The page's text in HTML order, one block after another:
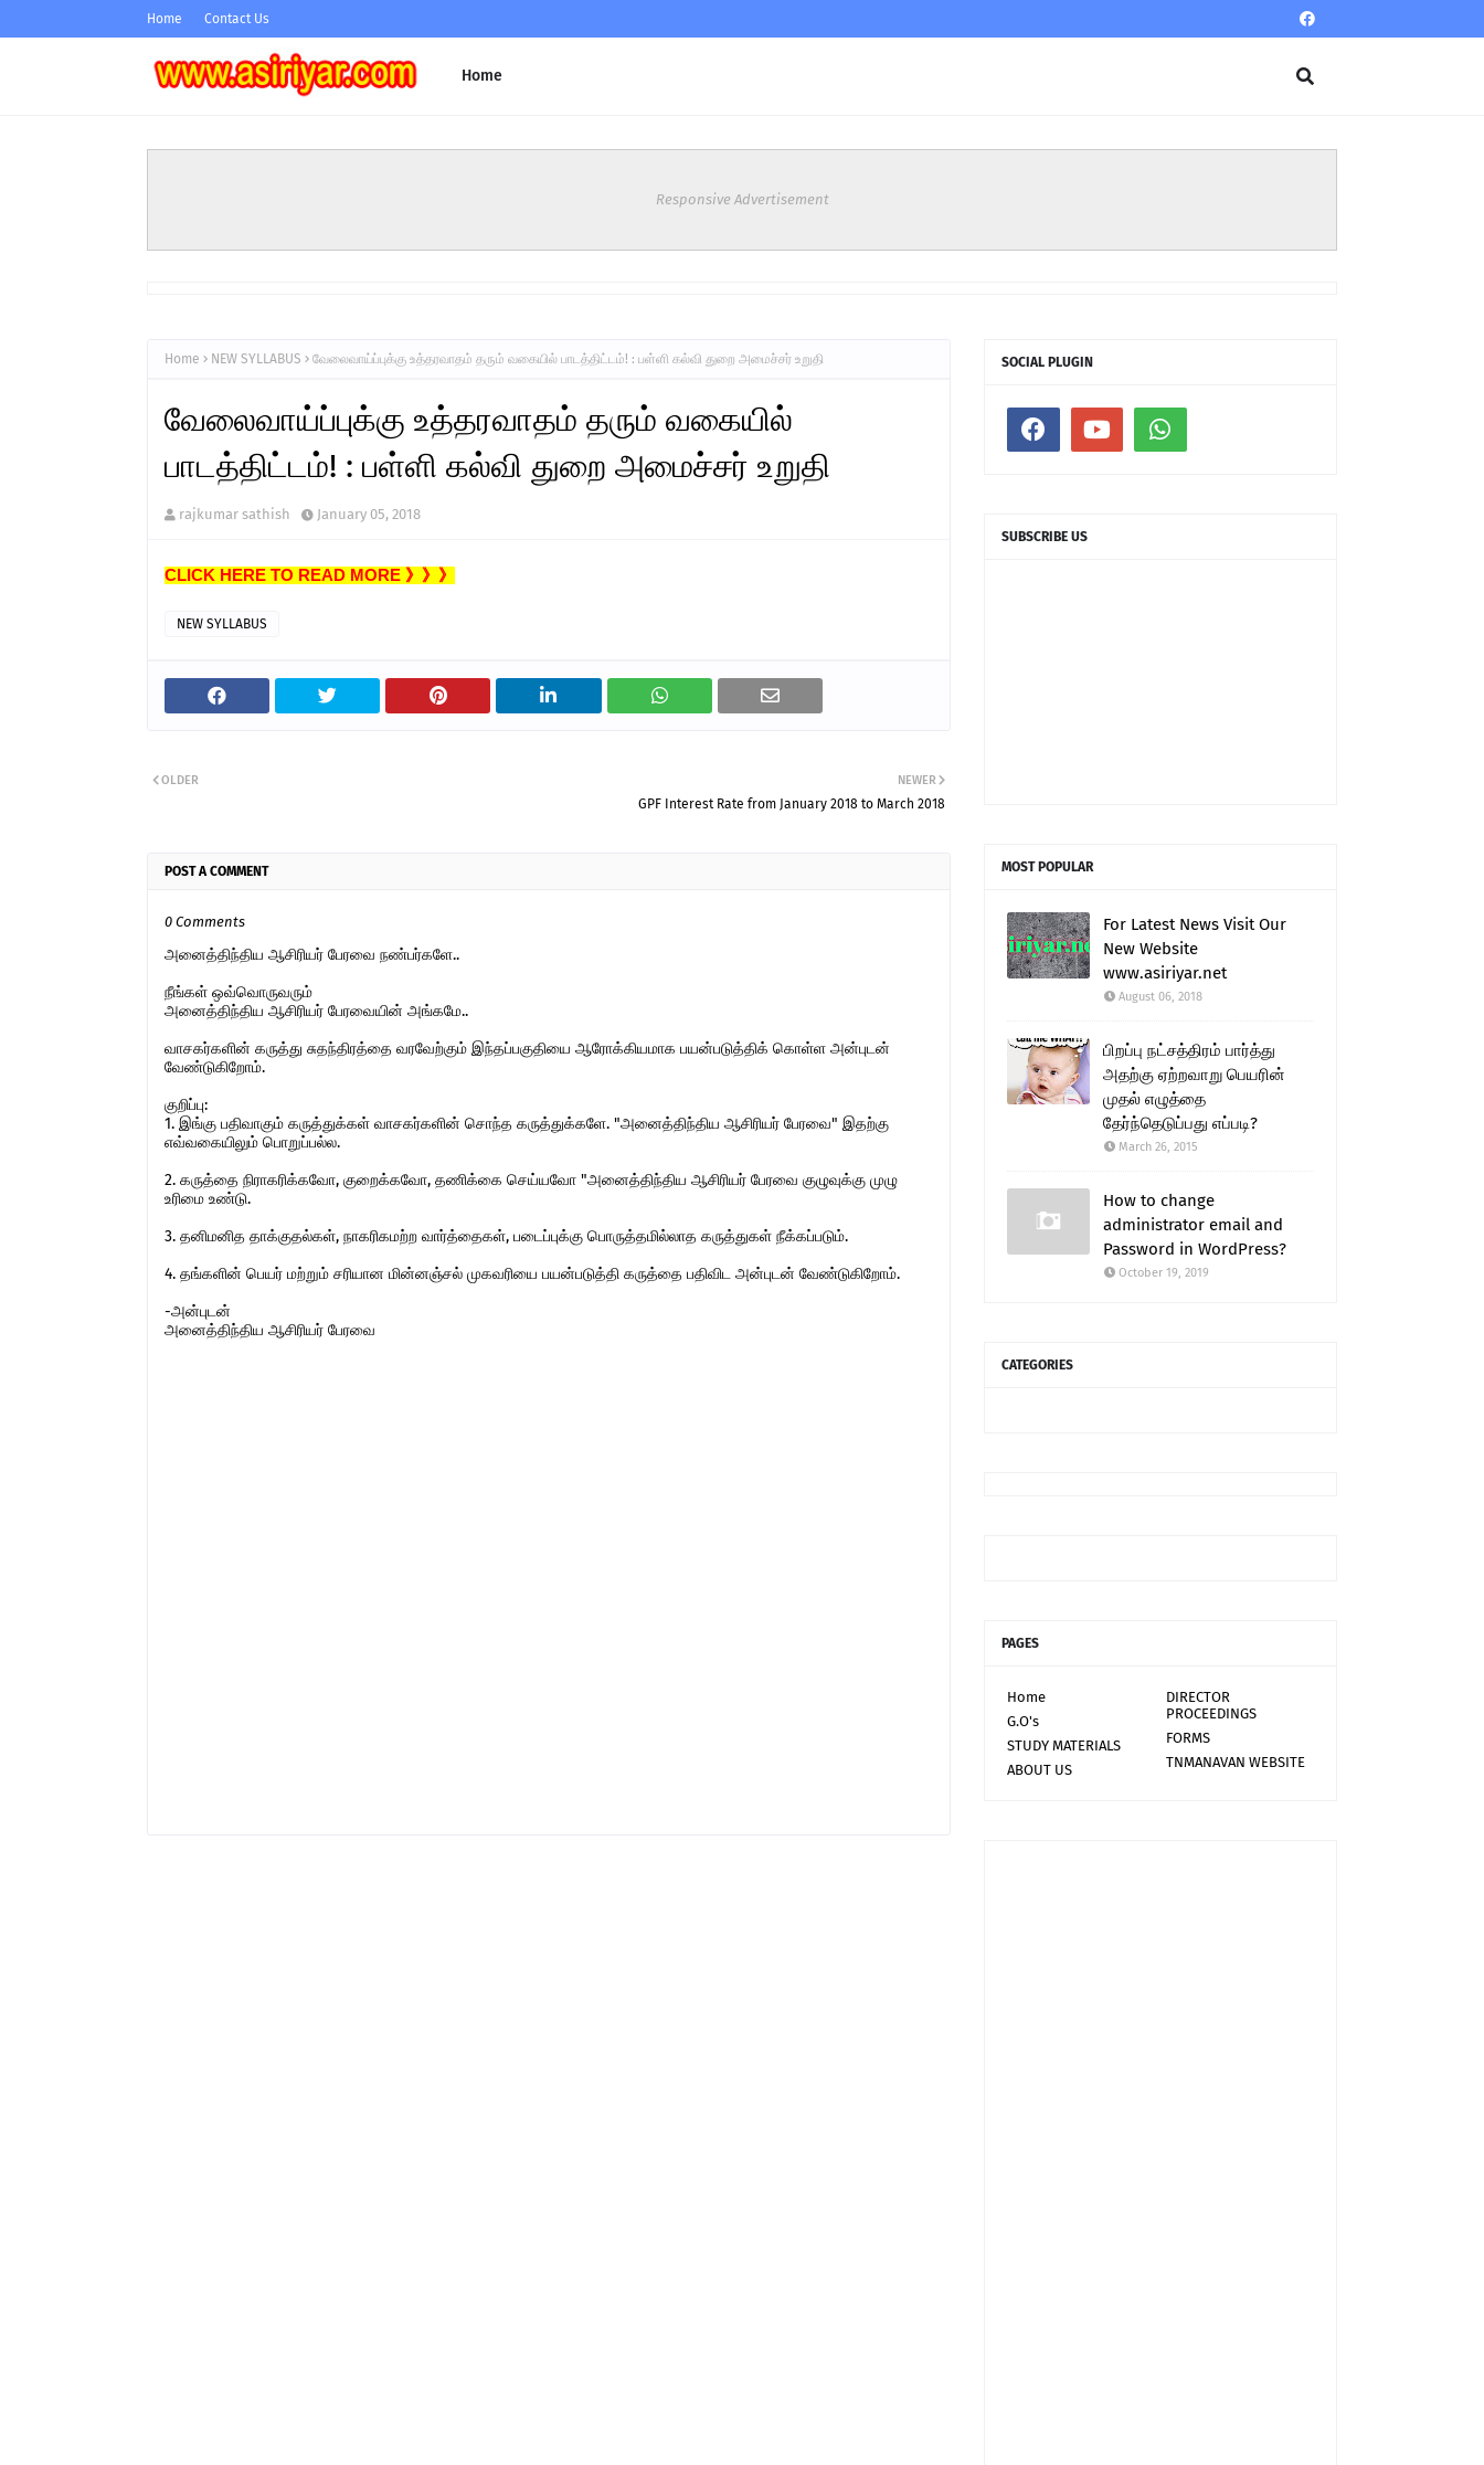
Home Contact Us
Home
Responsive Advertisement
Home NEW SYLLABUS வேலைவாய்ப்புக்கு உத்தரவாதம் தரும் வகையில் பாடத்திட்டம்! : பள்ளி கல்வி துறை அமைச்சர் உறுதி
வேலைவாய்ப்புக்கு உத்தரவாதம் தரும் வகையில்
பாடத்திட்டம்! : பள்ளி கல்வி துறை அமைச்சர் உறுதி
rajkumar sathish January 05, 2018
CLICK HERE TO READ MORE 》》》
NEW SYLLABUS
NEWER
GPF Interest Rate from January 2018 to March 2018
OLDER
POST A COMMENT
0 Comments
அனைத்திந்திய ஆசிரியர் பேரவை நண்பர்களே..
நீங்கள் ஒவ்வொருவரும்
அனைத்திந்திய ஆசிரியர் பேரவையின் அங்கமே..
வாசகர்களின் கருத்து சுதந்திரத்தை வரவேற்கும் இந்தப்பகுதியை ஆரோக்கியமாக பயன்படுத்திக் கொள்ள அன்புடன்
வேண்டுகிறோம்.
குறிப்பு:
1. இங்கு பதிவாகும் கருத்துக்கள் வாசகர்களின் சொந்த கருத்துக்களே. "அனைத்திந்திய ஆசிரியர் பேரவை" இதற்கு
எவ்வகையிலும் பொறுப்பல்ல.
2. கருத்தை நிராகரிக்கவோ, குறைக்கவோ, தணிக்கை செய்யவோ "அனைத்திந்திய ஆசிரியர் பேரவை குழுவுக்கு முழு
உரிமை உண்டு.
3. தனிமனித தாக்குதல்கள், நாகரிகமற்ற வார்த்தைகள், படைப்புக்கு பொருத்தமில்லாத கருத்துகள் நீக்கப்படும்.
4. தங்களின் பெயர் மற்றும் சரியான மின்னஞ்சல் முகவரியை பயன்படுத்தி கருத்தை பதிவிட அன்புடன் வேண்டுகிறோம்.
-அன்புடன்
அனைத்திந்திய ஆசிரியர் பேரவை
SOCIAL PLUGIN
SUBSCRIBE US
MOST POPULAR
For Latest News Visit Our
New Website
www.asiriyar.net
August 06, 2018
பிறப்பு நட்சத்திரம் பார்த்து
அதற்கு ஏற்றவாறு பெயரின்
முதல் எழுத்தை
தேர்ந்தெடுப்பது எப்படி?
March 26, 2015
How to change
administrator email and
Password in WordPress?
October 19, 2019
CATEGORIES
PAGES
Home
DIRECTOR
PROCEEDINGS
G.O's
FORMS
STUDY MATERIALS
TNMANAVAN WEBSITE
ABOUT US